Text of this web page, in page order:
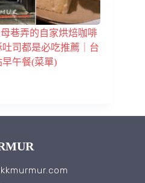
母巷弄的自家烘焙咖啡
司都是必吃推薦｜台
午餐(菜單)